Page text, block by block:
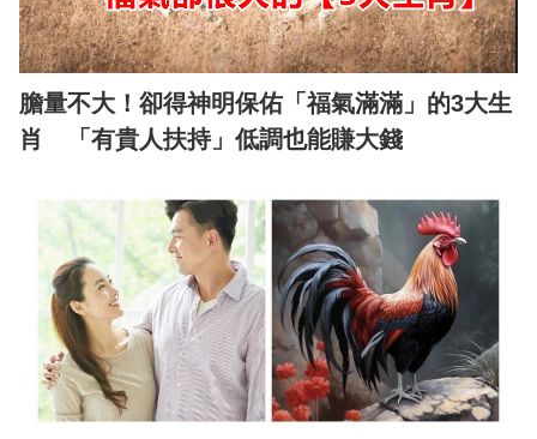
膽量不大！卻得神明保佑「福氣滿滿」的3大生
肖 「有貴人扶持」低調也能賺大錢